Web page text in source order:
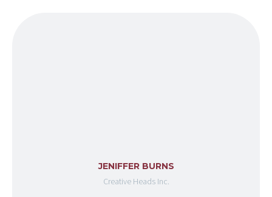
JENIFFER BURNS
Creative Heads Inc.